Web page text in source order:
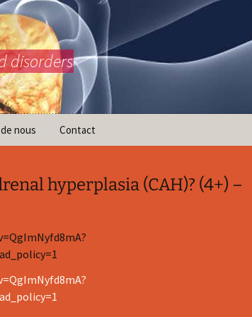
disorders
nous Contact
hyperplasia (CAH)? (4+) –